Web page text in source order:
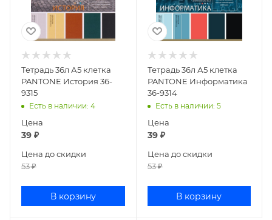
Тетрадь 36л А5 клетка
PANTONE История 36-
9315
Есть в наличии: 4
Цена
39 ₽
Цена до скидки
53₽
В корзину
Тетрадь 36л А5 клетка
PANTONE Информатика
36-9314
Есть в наличии: 5
Цена
39₽
Цена до скидки
53₽
В корзину